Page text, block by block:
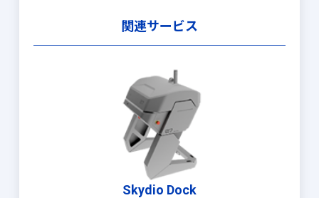
関連サービス
Skydio Dock